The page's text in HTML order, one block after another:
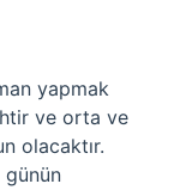
yapmak
ve orta ve
olacaktır.